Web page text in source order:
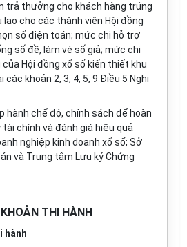
trả thưởng cho khách hàng trúng
cho các thành viên Hội đồng
số điện toán; mức chi hỗ trợ
số đề, làm vé số giả; mức chi
Hội đồng xổ số kiến thiết khu
khoản 2, 3, 4, 5, 9 Điều 5 Nghị
hành chế độ, chính sách để hoàn
chính và đánh giá hiệu quả
nghiệp kinh doanh xổ số; Sở
và Trung tâm Lưu ký Chứng
THI HÀNH
hành